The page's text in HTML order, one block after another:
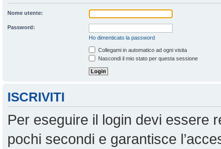
Nome utente:
Password:
Ho dimenticato la password
Collegami in automatico ad ogni visita
Nascondi il mio stato per questa sessione
ISCRIVITI
Per eseguire il login devi essere
pochi secondi e garantisce